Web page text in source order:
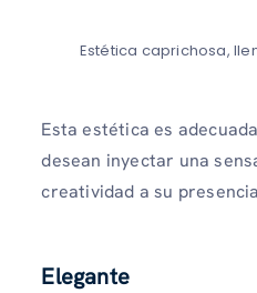
Estética caprichosa,
Esta estética es
desean inyectar una
creatividad a su
Elegante